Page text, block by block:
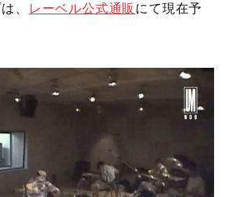
、 レーベル公式通販 にて現在予